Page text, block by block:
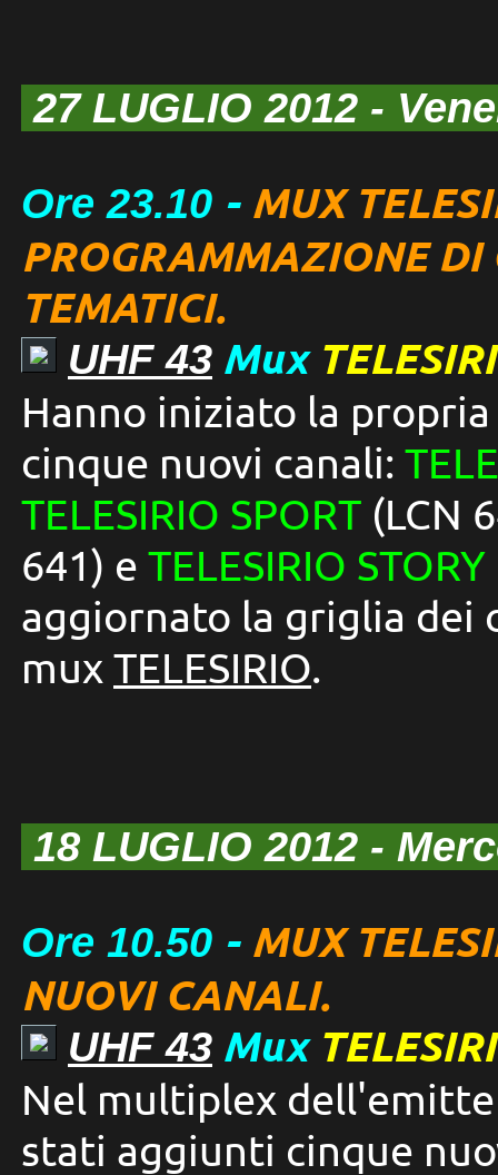
27 LUGLIO 2012 -
Ore23.10 - MUX
PROGRAMMAZIONE DI
TEMATICI.
UHF 43 Mux
Hanno iniziato la pr
cinque nuovi canali:
TELESIRIO SPORT (LCN
641) e TELESIRIO STORY
aggiornato la griglia dei
mux TELESIRIO.
18 LUGLIO 2012 -
Ore 10.50 - MUX
NUOVI CANALI.
UHF 43 Mux
Nel multiplex
stati aggiunti cinque